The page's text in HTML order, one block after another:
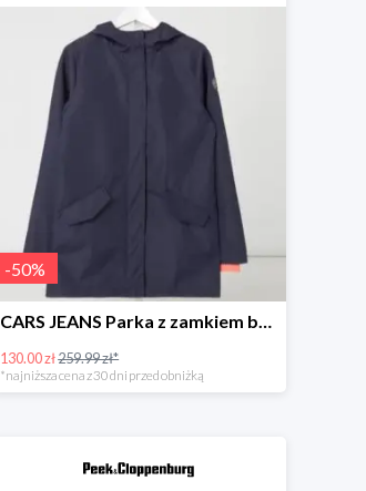
-50%
CARS JEANS Parka z zamkiem błyskawicznym dwustronnym model ‘Truss’ -49%
130.00 zł259.99 zł*
*najniższa cena z 30 dni przed obniżką